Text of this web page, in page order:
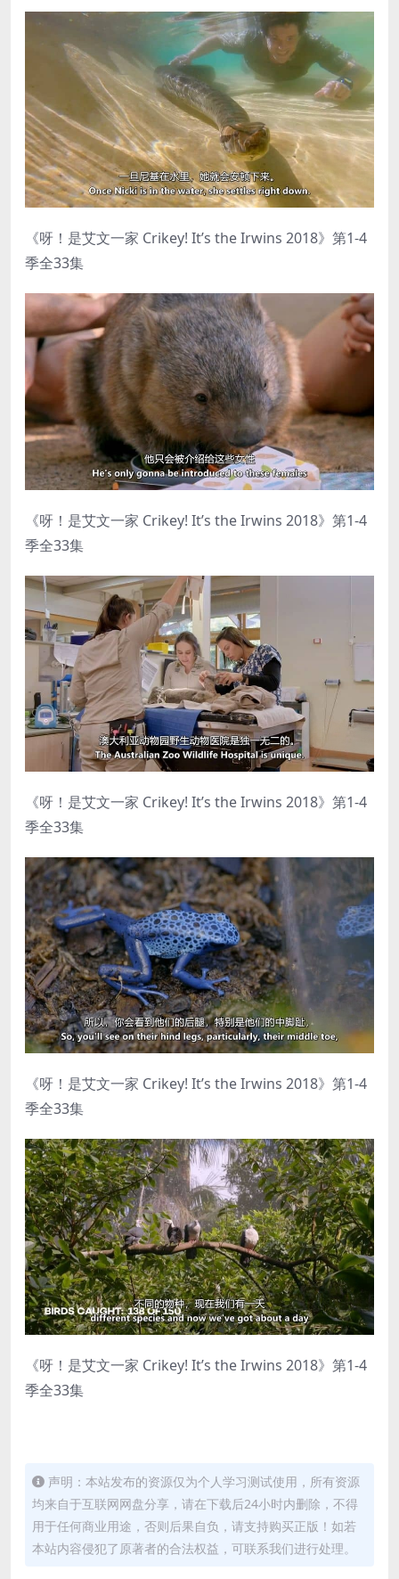
《呀！是艾文一家 Crikey! It’s the Irwins 2018》第1-4
季全33集
《呀！是艾文一家 Crikey! It’s the Irwins 2018》第1-4
季全33集
《呀！是艾文一家 Crikey! It’s the Irwins 2018》第1-4
季全33集
《呀！是艾文一家 Crikey! It’s the Irwins 2018》第1-4
季全33集
《呀！是艾文一家 Crikey! It’s the Irwins 2018》第1-4
季全33集
声明：本站发布的资源仅为个人学习测试使用，所有资源
均来自于互联网网盘分享，请在下载后24小时内删除，不得
用于任何商业用途，否则后果自负，请支持购买正版！如若
本站内容侵犯了原著者的合法权益，可联系我们进行处理。